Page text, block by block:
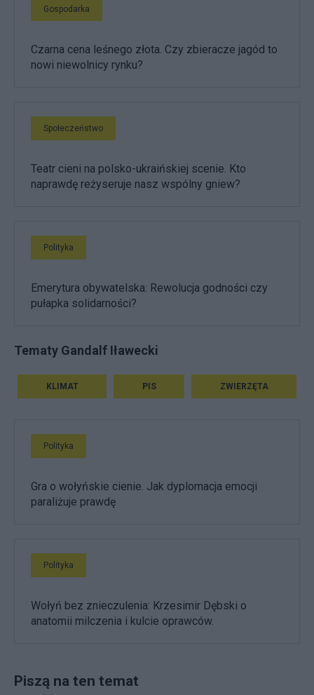
Gospodarka
Czarna cena leśnego złota. Czy zbieracze jagód to
nowi niewolnicy rynku?
Społeczeństwo
Teatr cieni na polsko-ukraińskiej scenie. Kto
naprawdę reżyseruje nasz wspólny gniew?
Polityka
Emerytura obywatelska: Rewolucja godności czy
pułapka solidarności?
Tematy Gandalf Iławecki
KLIMAT PIS ZWIERZĘTA
Polityka
Gra o wołyńskie cienie. Jak dyplomacja emocji
paraliżuje prawdę
Polityka
Wołyń bez znieczulenia: Krzesimir Dębski o
anatomii milczenia i kulcie oprawców.
Piszą na ten temat